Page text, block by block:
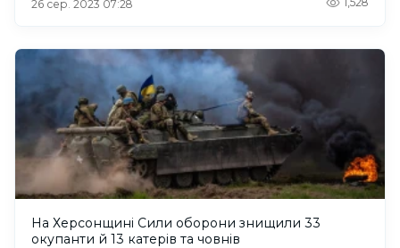
26 сер. 2023 07:28
На Херсонщині Сили оборони знищили 33
окупанти й 13 катерів та човнів